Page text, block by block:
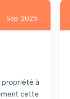
Sep 2025
propriété à
cette